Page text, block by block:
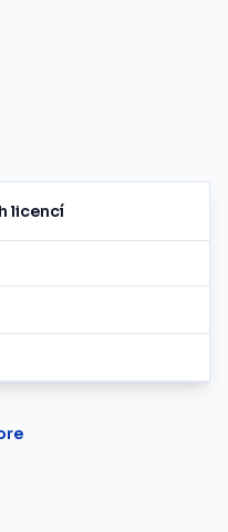
licencí